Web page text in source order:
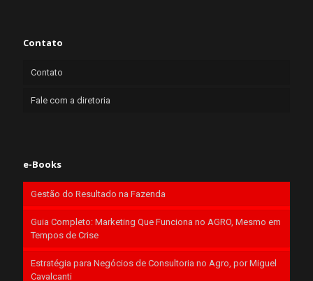
Contato
Contato
Fale com a diretoria
e-Books
Gestão do Resultado na Fazenda
Guia Completo: Marketing Que Funciona no AGRO, Mesmo em
Tempos de Crise
Estratégia para Negócios de Consultoria no Agro, por Miguel
Cavalcanti